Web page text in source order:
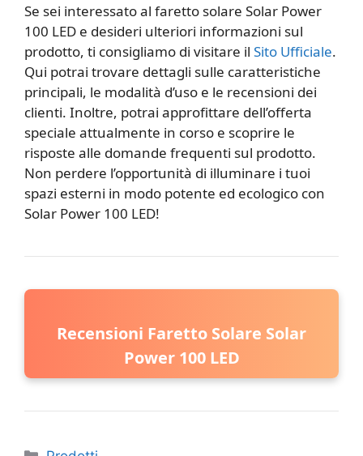
Se sei interessato al faretto solare Solar Power
100 LED e desideri ulteriori informazioni sul
prodotto, ti consigliamo di visitare il Sito Ufficiale.
Qui potrai trovare dettagli sulle caratteristiche
principali, le modalità d’uso e le recensioni dei
clienti. Inoltre, potrai approfittare dell’offerta
speciale attualmente in corso e scoprire le
risposte alle domande frequenti sul prodotto.
Non perdere l’opportunità di illuminare i tuoi
spazi esterni in modo potente ed ecologico con
Solar Power 100 LED!
Recensioni Faretto Solare Solar
Power 100 LED
Categorie